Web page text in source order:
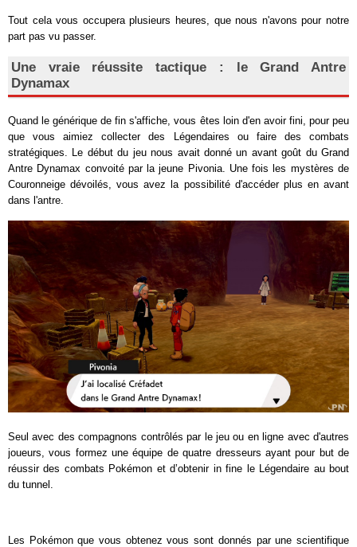
Tout cela vous occupera plusieurs heures, que nous n'avons pour notre
part pas vu passer.
Une vraie réussite tactique : le Grand Antre
Dynamax
Quand le générique de fin s'affiche, vous êtes loin d'en avoir fini, pour peu
que vous aimiez collecter des Légendaires ou faire des combats
stratégiques. Le début du jeu nous avait donné un avant goût du Grand
Antre Dynamax convoité par la jeune Pivonia. Une fois les mystères de
Couronneige dévoilés, vous avez la possibilité d'accéder plus en avant
dans l'antre.
Seul avec des compagnons contrôlés par le jeu ou en ligne avec d'autres
joueurs, vous formez une équipe de quatre dresseurs ayant pour but de
réussir des combats Pokémon et d’obtenir in fine le Légendaire au bout
du tunnel.
Les Pokémon que vous obtenez vous sont donnés par une scientifique